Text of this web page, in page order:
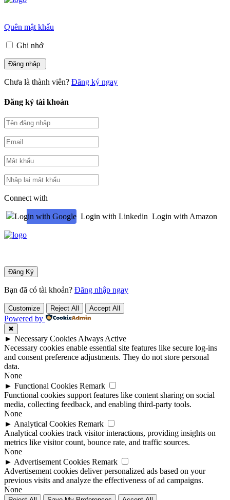
Quên mật khẩu
Ghi nhớ
Chưa là thành viên? Đăng ký ngay
Đăng ký tài khoản
Connect with
Login with Google Login with Linkedin Login with Amazon
Bạn đã có tài khoản? Đăng nhập ngay
Customize Reject All Accept All
Powered by
✖
► Necessary Cookies Always Active
Necessary cookies enable essential site features like secure log-ins
and consent preference adjustments. They do not store personal
data.
None
► Functional Cookies Remark
Functional cookies support features like content sharing on social
media, collecting feedback, and enabling third-party tools.
None
► Analytical Cookies Remark
Analytical cookies track visitor interactions, providing insights on
metrics like visitor count, bounce rate, and traffic sources.
None
► Advertisement Cookies Remark
Advertisement cookies deliver personalized ads based on your
previous visits and analyze the effectiveness of ad campaigns.
None